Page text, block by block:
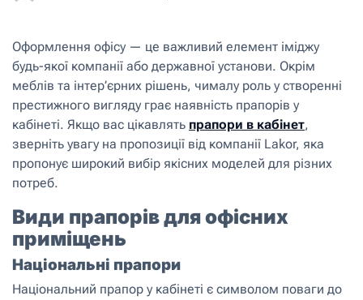
Оформлення офісу — це важливий елемент іміджу
будь-якої компанії або державної установи. Окрім
меблів та інтер’єрних рішень, чималу роль у створенні
престижного вигляду грає наявність прапорів у
кабінеті. Якщо вас цікавлять прапори в кабінет,
зверніть увагу на пропозиції від компанії Lakor, яка
пропонує широкий вибір якісних моделей для різних
потреб.
Види прапорів для офісних
приміщень
Національні прапори
Національний прапор у кабінеті є символом поваги до